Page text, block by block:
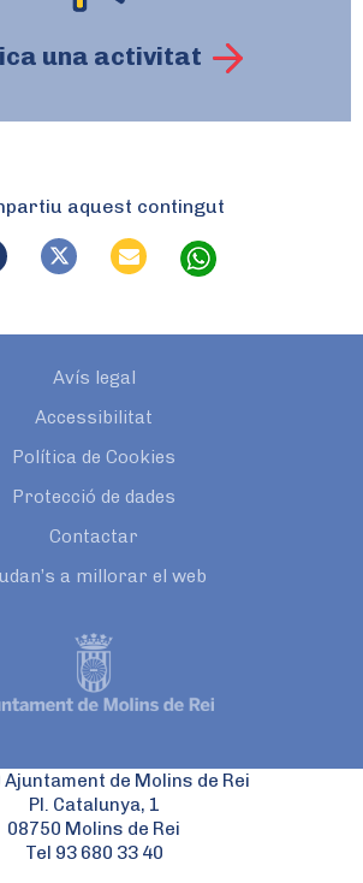
una activitat
aquest contingut
Avís legal
Accessibilitat
Política de Cookies
Protecció de dades
Contactar
a millorar el web
de Molins de Rei
Pl. Catalunya, 1
08750 Molins de Rei
Tel 93 680 33 40